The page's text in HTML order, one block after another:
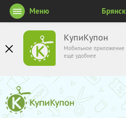
КупиКупон
Мобильное приложение
ещё удобнее
Меню Брянск